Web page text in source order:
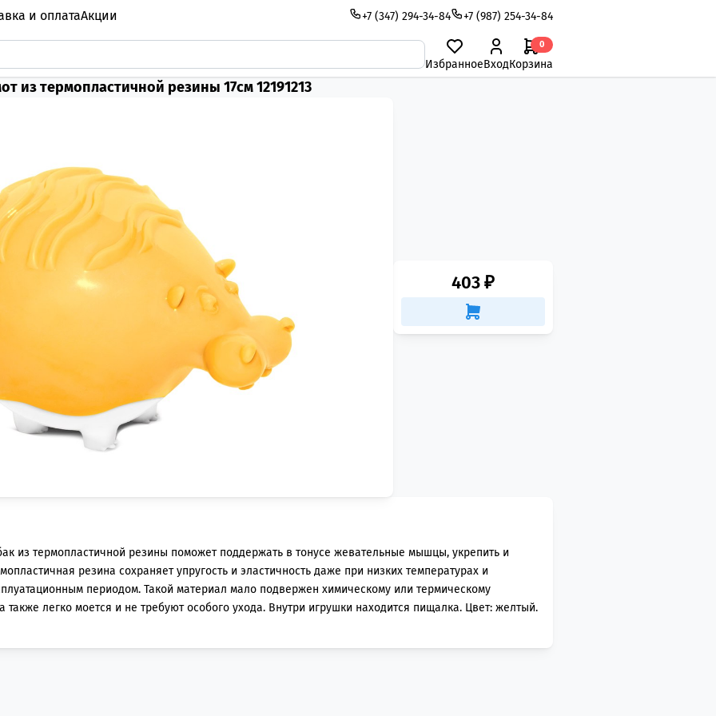
и оплатаАкции +7 (347) 294-34-84 +7 (987) 254-34-84
ИзбранноеВход
0
Корзина
из термопластичной резины 17см 12191213
403 ₽
из термопластичной резины поможет поддержать в тонусе жевательные мышцы, укрепить и
резина сохраняет упругость и эластичность даже при низких температурах и
периодом. Такой материал мало подвержен химическому или термическому
также легко моется и не требуют особого ухода. Внутри игрушки находится пищалка. Цвет: желтый.